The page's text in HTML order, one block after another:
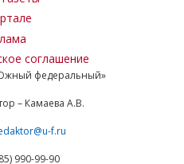
соглашение
федеральный»
– Камаева А.В.
f.ru
990-99-90